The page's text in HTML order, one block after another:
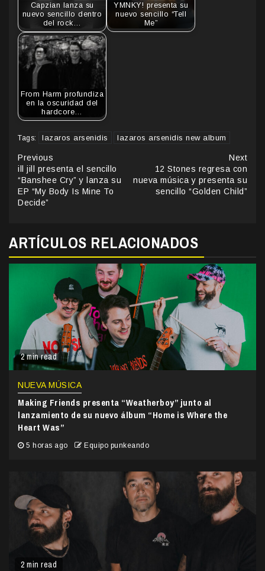
Capzian lanza su
nuevo sencillo dentro
del rock…
YMNKY! presenta su
nuevo sencillo “Tell
Me”
From Harm profundiza
en la oscuridad del
hardcore…
Tags: lazaros arsenidis lazaros arsenidis new album
Continue
Reading
Previous
ill jill presenta el sencillo
“Banshee Cry” y lanza su
EP “My Body Is Mine To
Decide”
Next
12 Stones regresa con
nueva música y presenta su
sencillo “Golden Child”
ARTÍCULOS RELACIONADOS
2 min read
NUEVA MÚSICA
Making Friends presenta “Weatherboy” junto al
lanzamiento de su nuevo álbum “Home is Where the
Heart Was”
5 horas ago Equipo punkeando
2 min read